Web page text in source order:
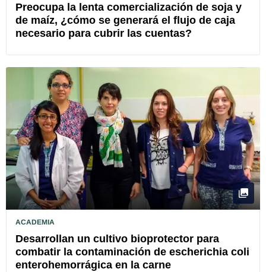
Preocupa la lenta comercialización de soja y
de maíz, ¿cómo se generará el flujo de caja
necesario para cubrir las cuentas?
ACADEMIA
Desarrollan un cultivo bioprotector para
combatir la contaminación de escherichia coli
enterohemorrágica en la carne